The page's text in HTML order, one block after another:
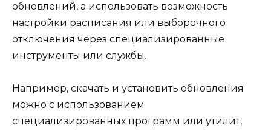
обновлений, а использовать возможность
настройки расписания или выборочного
отключения через специализированные
инструменты или службы.
Например, скачать и установить обновления
можно с использованием
специализированных программ или утилит,